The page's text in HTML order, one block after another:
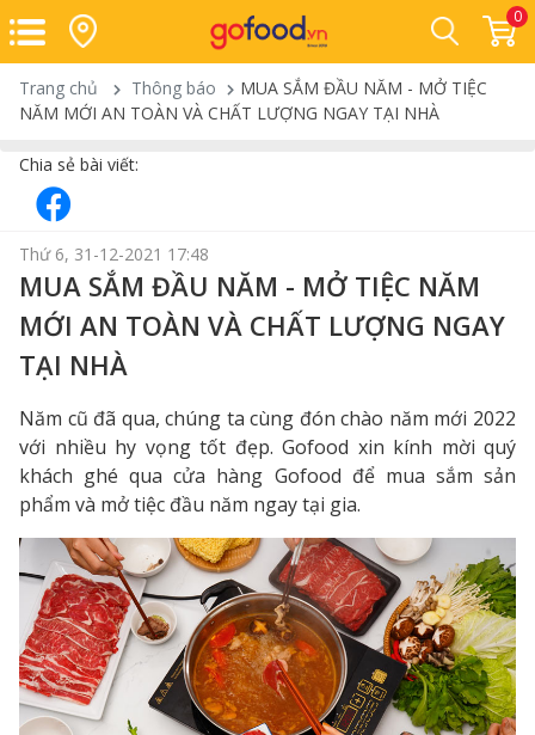
0
Trang chủ Thông báo
MUA SẮM ĐẦU NĂM - MỞ TIỆC
NĂM MỚI AN TOÀN VÀ CHẤT LƯỢNG NGAY TẠI NHÀ
Chia sẻ bài viết:
Thứ 6, 31-12-2021 17:48
MUA SẮM ĐẦU NĂM - MỞ TIỆC NĂM
MỚI AN TOÀN VÀ CHẤT LƯỢNG NGAY
TẠI NHÀ
Năm cũ đã qua, chúng ta cùng đón chào năm mới 2022
với nhiều hy vọng tốt đẹp. Gofood xin kính mời quý
khách ghé qua cửa hàng Gofood để mua sắm sản
phẩm và mở tiệc đầu năm ngay tại gia.